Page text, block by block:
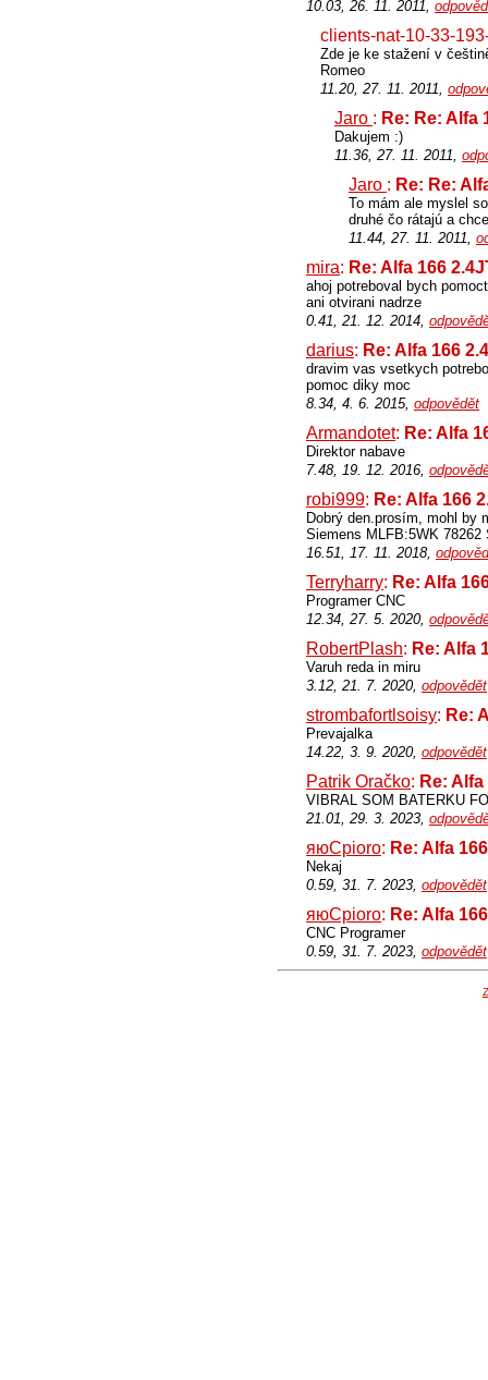
10.03, 26. 11. 2011,
clients-nat-10-33-
Zde je ke stažení v
Romeo
11.20, 27. 11. 2011,
Jaro : Re: Re: Alfa
Dakujem :)
11.36, 27. 11. 2011,
Jaro : Re: Re:
To mám ale myslel
druhé čo rátajú a
11.44, 27. 11. 2011,
mira: Re: Alfa 166
ahoj potreboval bych
ani otvirani nadrze
0.41, 21. 12. 2014,
darius: Re: Alfa 166
dravim vas vsetkych
pomoc diky moc
8.34, 4. 6. 2015, odpovědět
Armandotet: Re: Alfa
Direktor nabave
7.48, 19. 12. 2016,
robi999: Re: Alfa 166
Dobrý den.prosím, mohl by
Siemens MLFB:5WK 78262
16.51, 17. 11. 2018,
Terryharry: Re: Alfa
Programer CNC
12.34, 27. 5. 2020,
RobertPlash: Re: Alfa
Varuh reda in miru
3.12, 21. 7. 2020, odpovědět
strombafortlsoisy: Re:
Prevajalka
14.22, 3. 9. 2020, odpovědět
Patrik Oračko: Re:
VIBRAL SOM BATERKU
21.01, 29. 3. 2023,
яюCpioro: Re: Alfa
Nekaj
0.59, 31. 7. 2023, odpovědět
яюCpioro: Re: Alfa
CNC Programer
0.59, 31. 7. 2023, odpovědět